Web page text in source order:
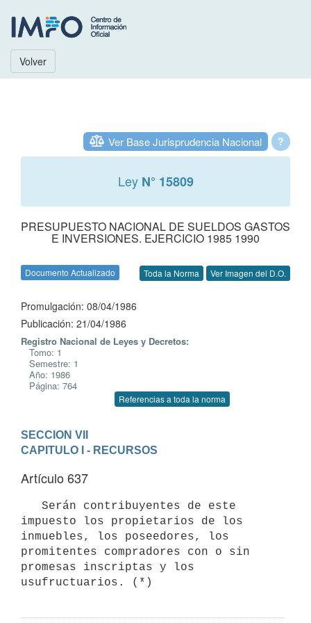
Volver
?
Ver Base Jurisprudencia Nacional
Ley N° 15809
PRESUPUESTO NACIONAL DE SUELDOS GASTOS
E INVERSIONES. EJERCICIO 1985 1990
Documento Actualizado Toda la Norma Ver Imagen del D.O.
Promulgación: 08/04/1986
Publicación: 21/04/1986
Registro Nacional de Leyes y Decretos:
Tomo: 1
Semestre: 1
Año: 1986
Página: 764
Referencias a toda la norma
SECCION VII
CAPITULO I - RECURSOS
Artículo 637
impuesto los propietarios de los
inmuebles, los poseedores, los
promitentes compradores con o sin
promesas inscriptas y los
usufructuarios. (*)